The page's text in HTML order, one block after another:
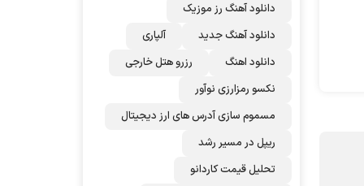
دانلود آهنگ رز‌ موزیک
دانلود آهنگ جدید
آلپاری
دانلود اهنگ
رزرو هتل خارجی
نکسو رمزارزی نوآور
مسموم سازی آدرس های ارز دیجیتال
ریپل در مسیر رشد
تحلیل قیمت کاردانو